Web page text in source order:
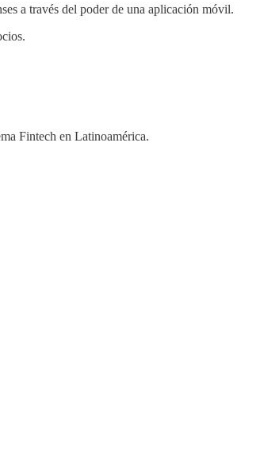
a través del poder de una aplicación móvil.
Fintech en Latinoamérica.